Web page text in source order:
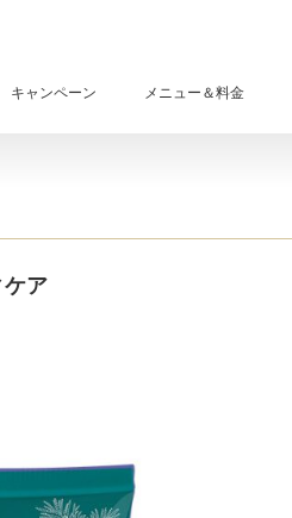
キャンペーン メニュー＆料金
ケア